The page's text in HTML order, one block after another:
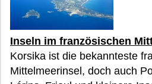
Inseln im französischen
Korsika ist die bekannteste
Mittelmeerinsel, doch auch